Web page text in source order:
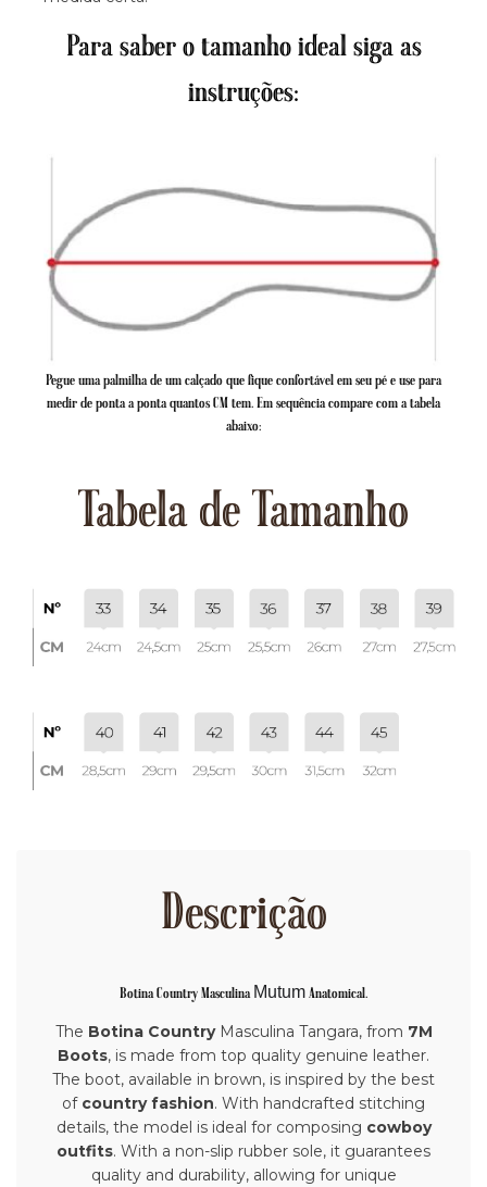
Para saber o tamanho ideal siga as
instruções:
Pegue uma palmilha de um calçado que fique confortável em seu pé e use para
medir de ponta a ponta quantos CM tem. Em sequência compare com a tabela
abaixo:
Tabela de Tamanho
Descrição
Botina Country Masculina Mutum Anatomical.
The Botina CountryMasculina Tangara, from 7M
Boots, is made from top quality genuine leather.
The boot, available in brown, is inspired by the best
of country fashion. With handcrafted stitching
details, the model is ideal for composing cowboy
outfits. With a non-slip rubber sole, it guarantees
quality and durability, allowing for unique